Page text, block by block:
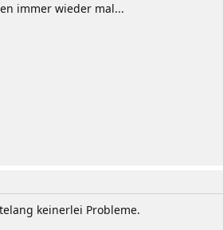
immer wieder mal...
keinerlei Probleme.